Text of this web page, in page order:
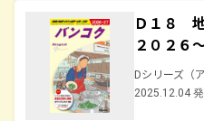
Ｄ１８
２０２６
Dシリーズ（
2025.12.04